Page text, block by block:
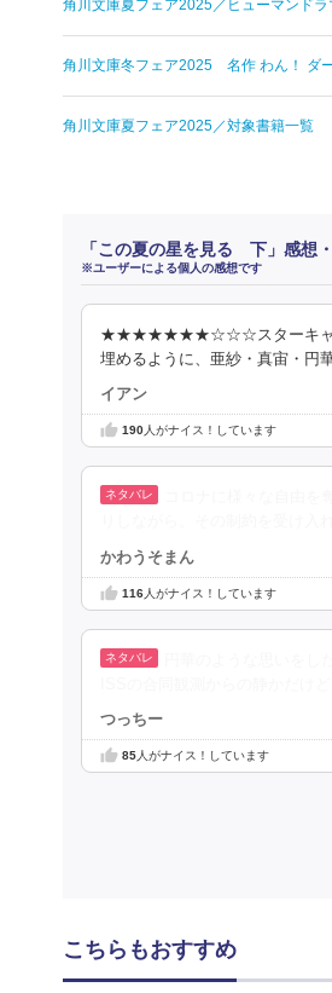
角川文庫夏フェア2025／ヒューマンドラ
角川文庫冬フェア2025 名作 わん！ ダ
角川文庫夏フェア2025／対象書籍一覧
「この夏の星を見る 下」感想
※ユーザーによる個人の感想です
★★★★★★★☆☆☆スターキャッチ
埋めるように、亜紗・真宙・円
イアン
190人がナイス！しています
りしながら。その制約を受け
かわうそまん
116人がナイス！しています
ISSの合同観測からの静かだけ
つっちー
85人がナイス！しています
こちらもおすすめ